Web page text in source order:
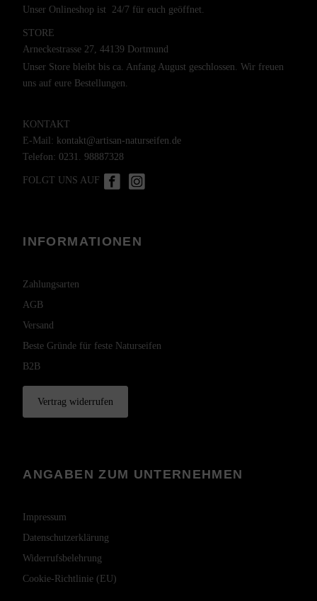
Unser Onlineshop ist 24/7 für euch geöffnet.
STORE
Arneckestrasse 27, 44139 Dortmund
Unser Store bleibt bis ca. Anfang August geschlossen. Wir freuen
uns auf eure Bestellungen.
KONTAKT
E-Mail: kontakt@artisan-naturseifen.de
Telefon:0231. 98887328
FOLGT UNS AUF
INFORMATIONEN
Zahlungsarten
AGB
Versand
Beste Gründe für feste Naturseifen
B2B
Vertrag widerrufen
ANGABEN ZUM UNTERNEHMEN
Impressum
Datenschutzerklärung
Widerrufsbelehrung
Cookie-Richtlinie (EU)